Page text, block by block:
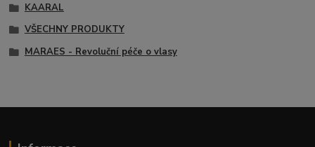
KAARAL
VŠECHNY PRODUKTY
MARAES - Revoluční péče o vlasy